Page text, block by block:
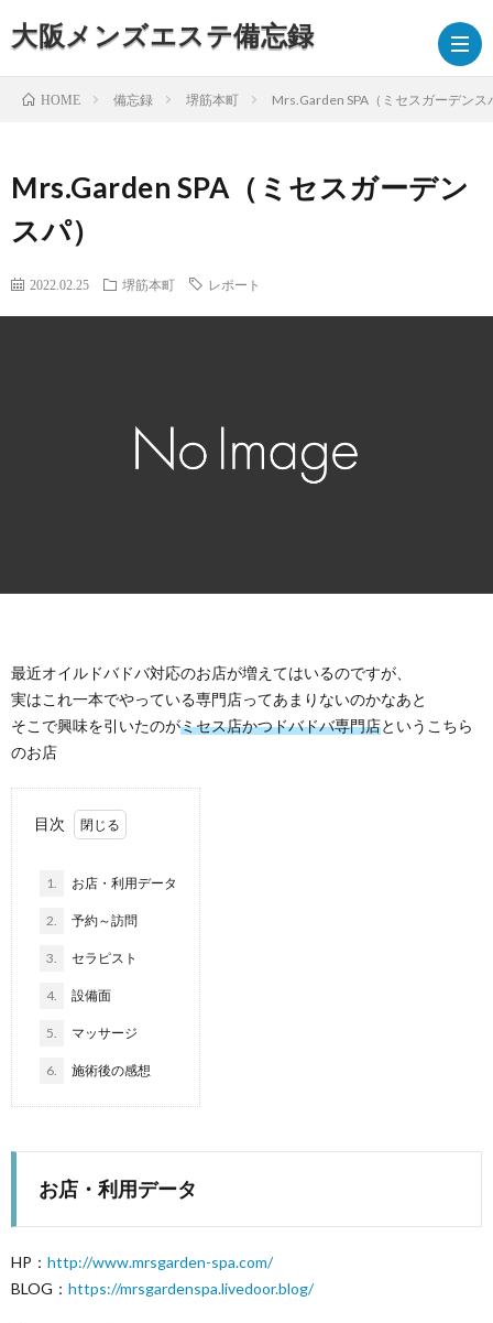
大阪メンズエステ備忘録
HOME 備忘録 堺筋本町 Mrs.Garden SPA（ミセスガーデンス
Mrs.Garden SPA（ミセスガーデン
スパ）
2022.02.25 堺筋本町 レポート
最近オイルドバドバ対応のお店が増えてはいるのですが、
実はこれ一本でやっている専門店ってあまりないのかなあと
そこで興味を引いたのがミセス店かつドバドバ専門店というこちら
のお店
目次
1. お店・利用データ
2. 予約～訪問
3. セラピスト
4. 設備面
5. マッサージ
6. 施術後の感想
お店・利用データ
HP： http://www.mrsgarden-spa.com/
BLOG： https://mrsgardenspa.livedoor.blog/